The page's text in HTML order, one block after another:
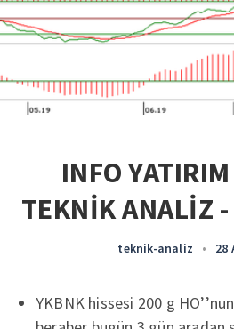
INFO
TEKNİK ANALİZ
teknik-analiz • 28
YKBNK hissesi 200 g